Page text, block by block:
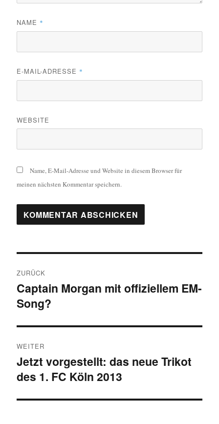
NAME *
E-MAIL-ADRESSE *
WEBSITE
Name, E-Mail-Adresse und Website in diesem Browser für
meinen nächsten Kommentar speichern.
ZURÜCK
Vorheriger
Beitrag:
Captain Morgan mit offiziellem EM-
Song?
WEITER
Nächster
Beitrag:
Jetzt vorgestellt: das neue Trikot
des 1. FC Köln 2013